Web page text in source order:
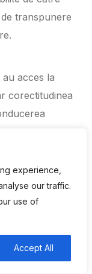
experience,
our traffic.
use of
Accept All
transpunere
acces la
corectitudinea
rezultă
și bărbați de
partea
termen de 6